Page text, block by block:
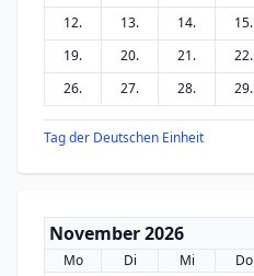
12.
13. 14. 15.
19.
20. 21. 22.
26.
27. 28. 29.
Tag der Deutschen Einheit
November 2026
Mo Di Mi Do